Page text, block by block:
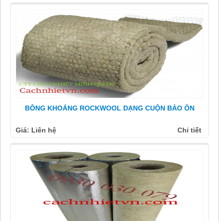
BÔNG KHOÁNG ROCKWOOL DẠNG CUỘN BẢO ÔN
Giá: Liên hệ Chi tiết